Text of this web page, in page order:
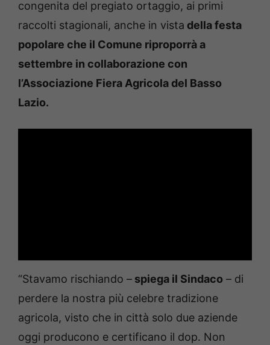
congenita del pregiato ortaggio, ai primi
raccolti stagionali, anche in vista della festa
popolare che il Comune riproporrà a
settembre in collaborazione con
l’Associazione Fiera Agricola del Basso
Lazio.
“Stavamo rischiando – spiega il Sindaco – di
perdere la nostra più celebre tradizione
agricola, visto che in città solo due aziende
oggi producono e certificano il dop. Non